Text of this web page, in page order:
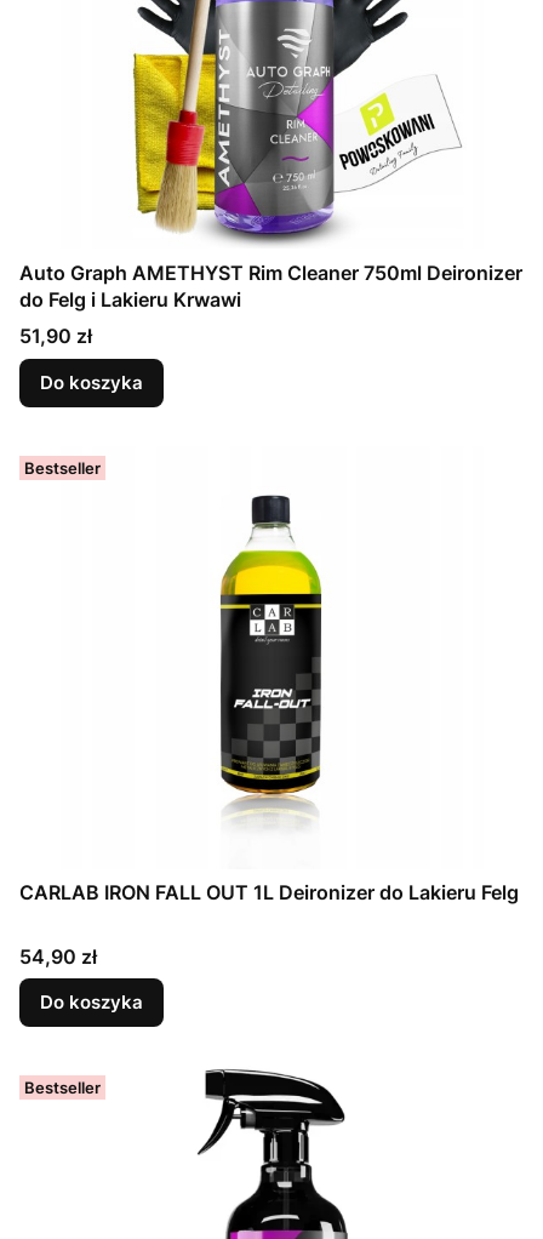
Auto Graph AMETHYST Rim Cleaner 750ml Deironizer
do Felg i Lakieru Krwawi
Cena
51,90 zł
Do koszyka
Bestseller
CARLAB IRON FALL OUT 1L Deironizer do Lakieru Felg
Cena
54,90 zł
Do koszyka
Bestseller